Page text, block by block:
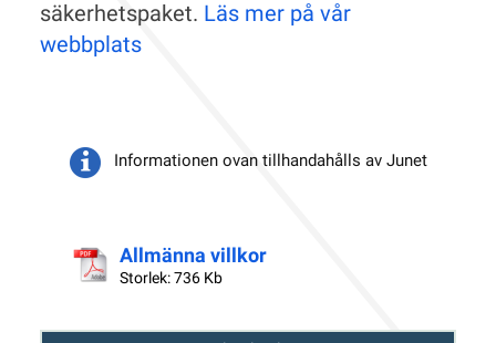
säkerhetspaket. Läs mer på vår
webbplats
Informationen ovan tillhandahålls av Junet
Allmänna villkor
Storlek: 736 Kb